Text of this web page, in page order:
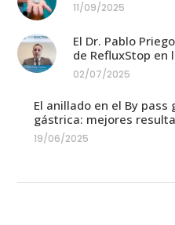
11/09/2025
El Dr. Pablo
de RefluxStop
02/07/2025
El anillado en el By
gástrica: mejores
19/06/2025